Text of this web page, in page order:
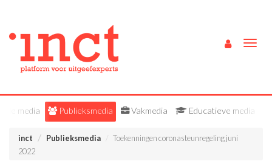
Alle media Publieksmedia Vakmedia Educatieve media
inct Publieksmedia
Toekenningen coronasteunregeling juni
2022